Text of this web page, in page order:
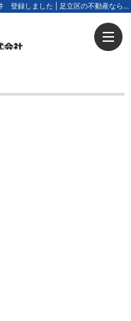
新規売買物件 登録しました【2月23日更新】新規売買物件 登録しました | 足立区の不動産ならインターナショナル岩田企画